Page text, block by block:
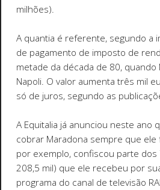
milhões).
A quantia é referente, segundo a
de pagamento de imposto de
metade da década de 80, quando
Napoli. O valor aumenta três mil
só de juros, segundo as
A Equitalia já anunciou neste ano
cobrar Maradona sempre que ele
por exemplo, confiscou parte dos
208,5 mil) que ele recebeu por
programa do canal de televisão